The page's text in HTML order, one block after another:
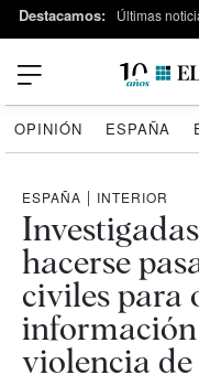
Destacamos: Últimas
OPINIÓN ESPAÑA
ESPAÑA | INTERIOR
hacerse
civiles para
violencia de